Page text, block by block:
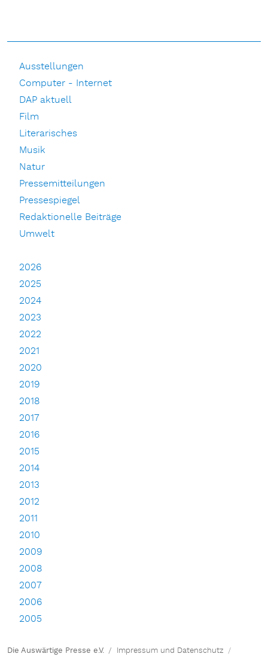
Ausstellungen
Computer - Internet
DAP aktuell
Film
Literarisches
Musik
Natur
Pressemitteilungen
Pressespiegel
Redaktionelle Beiträge
Umwelt
2026
2025
2024
2023
2022
2021
2020
2019
2018
2017
2016
2015
2014
2013
2012
2011
2010
2009
2008
2007
2006
2005
Die Auswärtige Presse e.V. Impressum und Datenschutz